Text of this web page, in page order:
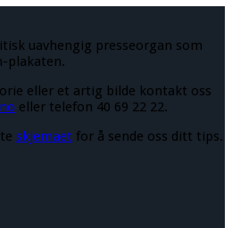
uavhengig presseorgan som
plakaten.
eller et artig bilde kontakt oss
eller telefon 40 69 22 22.
skjemaet for å sende oss ditt tips.